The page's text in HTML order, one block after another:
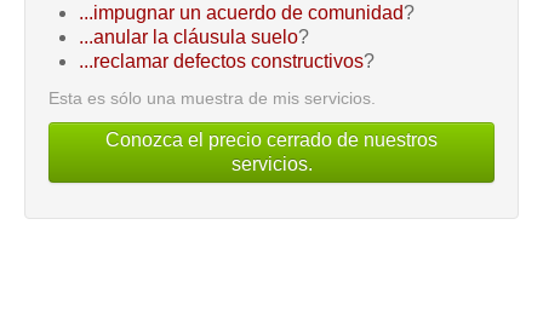
...impugnar un acuerdo de comunidad?
...anular la cláusula suelo?
...reclamar defectos constructivos?
Esta es sólo una muestra de mis servicios.
Conozca el precio cerrado de nuestros
servicios.